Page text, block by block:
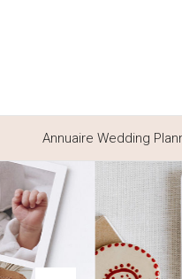
Annuaire Wedding